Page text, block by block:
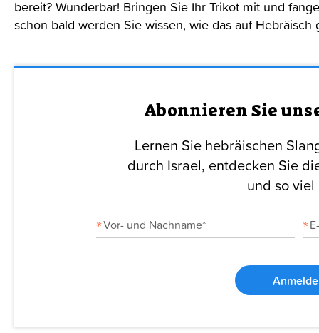
bereit? Wunderbar! Bringen Sie Ihr Trikot mit und
schon bald werden Sie wissen, wie das auf Hebräisch
Abonnieren Sie
Lernen Sie hebräischen
durch Israel, entdecken Sie
und so viel